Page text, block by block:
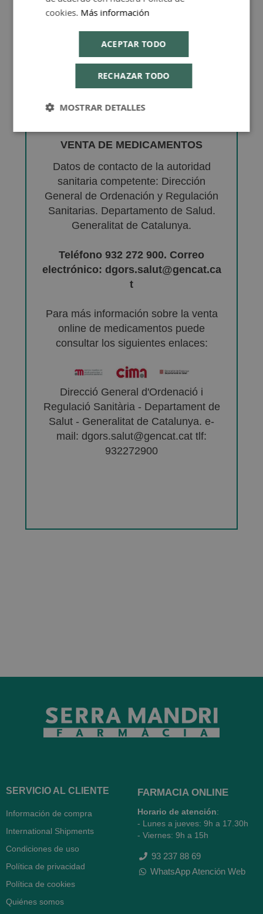
VENTA DE MEDICAMENTOS
Datos de contacto de la autoridad
sanitaria competente: Dirección
General de Ordenación y Regulación
Sanitarias. Departamento de Salud.
Generalitat de Catalunya.
Teléfono 932 272 900. Correo
electrónico: dgors.salut@gencat.ca
t
Para más información sobre la venta
online de medicamentos puede
consultar los siguientes enlaces:
Direcció General d'Ordenació i
Regulació Sanitària - Departament de
Salut - Generalitat de Catalunya. e-
mail: dgors.salut@gencat.cat tlf:
932272900
SERVICIO AL CLIENTE
Información de compra
International Shipments
Condiciones de uso
Política de privacidad
Política de cookies
Quiénes somos
FARMACIA ONLINE
Horario de atención:
- Lunes a jueves: 9h a 17.30h
- Viernes: 9h a 15h
93 237 88 69
WhatsApp Atención Web
cookies. Más información
ACEPTAR TODO
RECHAZAR TODO
MOSTRAR DETALLES